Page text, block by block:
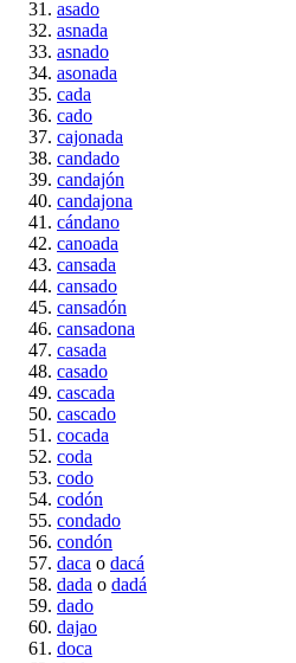
asado
asnada
asnado
asonada
cada
cado
cajonada
candado
candajón
candajona
cándano
canoada
cansada
cansado
cansadón
cansadona
casada
casado
cascada
cascado
cocada
coda
codo
codón
condado
condón
daca o dacá
dada o dadá
dado
dajao
doca